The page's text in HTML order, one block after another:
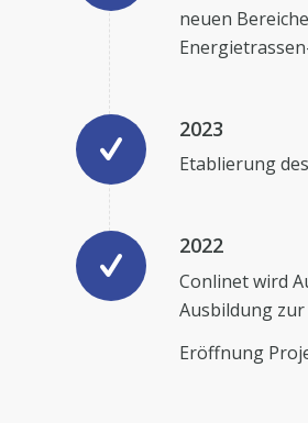
neuen
2023
Etablierung
2022
Conlinet wird
Ausbildung
Eröffnung